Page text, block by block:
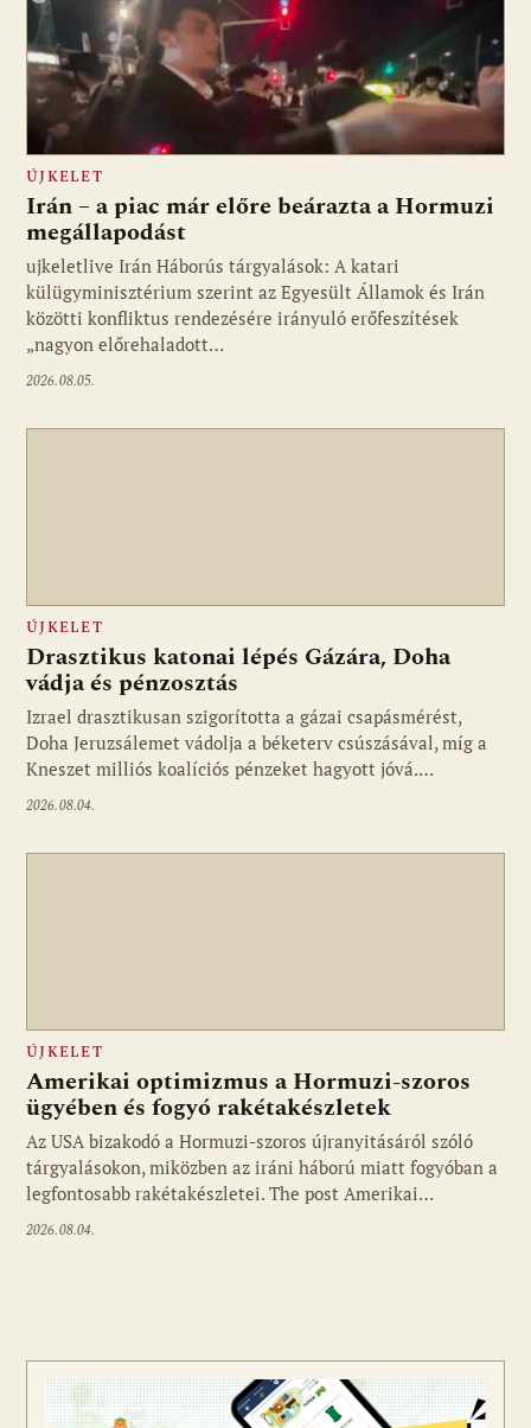
Fotó: ujkelet.live
ÚJKELET
Irán – a piac már előre beárazta a Hormuzi
megállapodást
ujkeletlive Irán Háborús tárgyalások: A katari
külügyminisztérium szerint az Egyesült Államok és Irán
közötti konfliktus rendezésére irányuló erőfeszítések
„nagyon előrehaladott…
2026.08.05.
ÚJKELET
Drasztikus katonai lépés Gázára, Doha
vádja és pénzosztás
Izrael drasztikusan szigorította a gázai csapásmérést,
Doha Jeruzsálemet vádolja a béketerv csúszásával, míg a
Kneszet milliós koalíciós pénzeket hagyott jóvá.…
2026.08.04.
ÚJKELET
Amerikai optimizmus a Hormuzi-szoros
ügyében és fogyó rakétakészletek
Az USA bizakodó a Hormuzi-szoros újranyitásáról szóló
tárgyalásokon, miközben az iráni háború miatt fogyóban a
legfontosabb rakétakészletei. The post Amerikai…
2026.08.04.